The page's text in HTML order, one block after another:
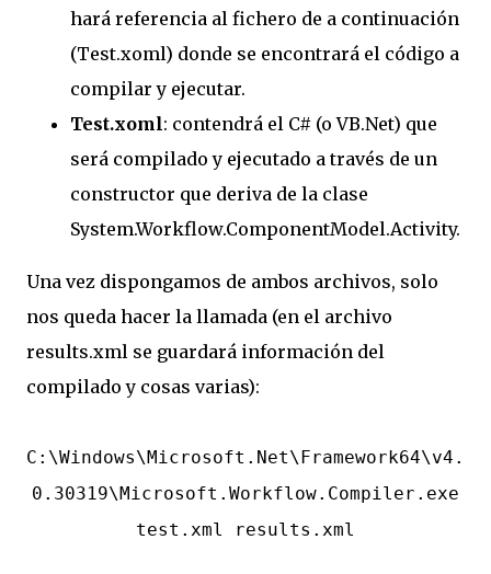
hará referencia al fichero de a continuación
(Test.xoml) donde se encontrará el código a
compilar y ejecutar.
Test.xoml: contendrá el C# (o VB.Net) que
será compilado y ejecutado a través de un
constructor que deriva de la clase
System.Workflow.ComponentModel.Activity.
Una vez dispongamos de ambos archivos, solo
nos queda hacer la llamada (en el archivo
results.xml se guardará información del
compilado y cosas varias):
C:\Windows\Microsoft.Net\Framework64\v4.
0.30319\Microsoft.Workflow.Compiler.exe
test.xml results.xml